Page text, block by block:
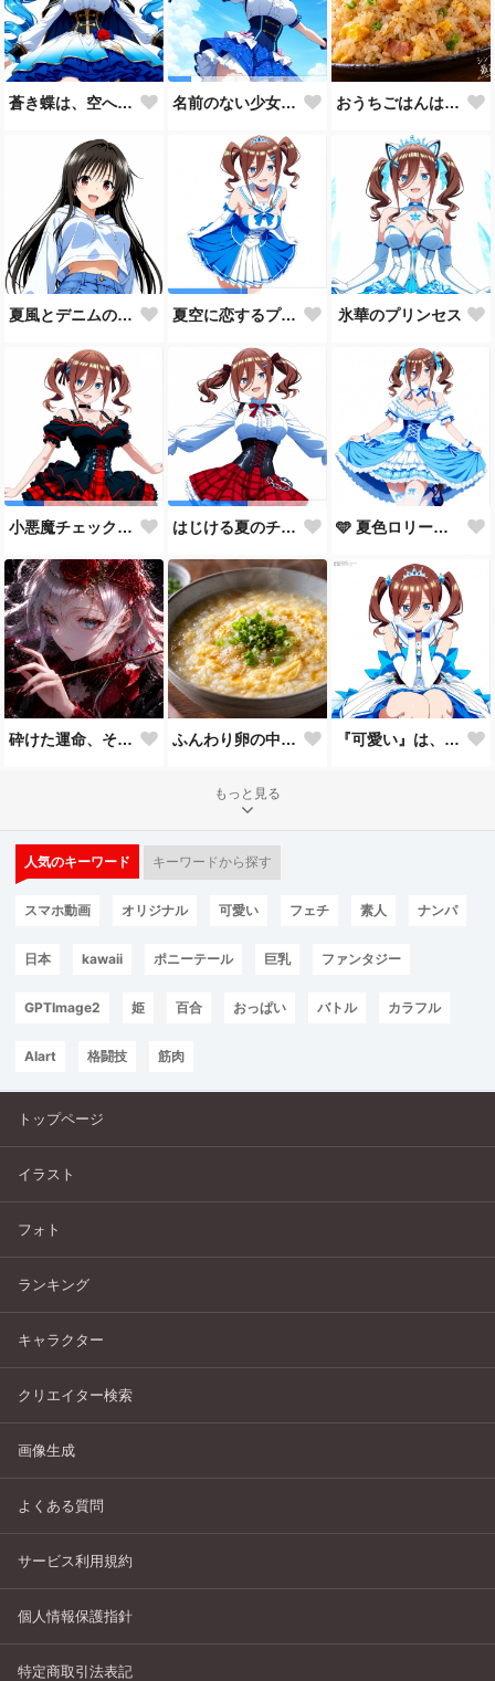
蒼き蝶は、空へ舞う。🦋💙 名前のない少女、誕生。🩵 おうちごはんはチャーハンで🍚💕
夏風とデニムの約束 夏空に恋するプリンセス 氷華のプリンセス
小悪魔チェック・ロリータ はじける夏のチェックコーデ！ 🩵 夏色ロリータ 🩵
砕けた運命、それでも君を見つめて。 ふんわり卵の中華粥 『可愛い』は、一回じゃ足りない。🩵
もっと見る
人気のキーワード キーワードから探す
スマホ動画 オリジナル 可愛い フェチ 素人 ナンパ
日本 kawaii ポニーテール 巨乳 ファンタジー
GPTImage2 姫 百合 おっぱい バトル カラフル
AIart 格闘技 筋肉
トップページ
イラスト
フォト
ランキング
キャラクター
クリエイター検索
画像生成
よくある質問
サービス利用規約
個人情報保護指針
特定商取引法表記